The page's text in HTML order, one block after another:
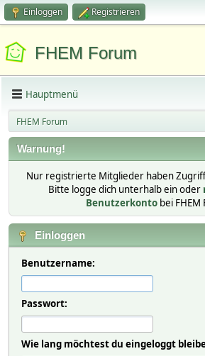
Einloggen Registrieren
FHEM Forum
Hauptmenü
FHEM Forum
Warnung!
Nur registrierte Mitglieder haben
Bitte logge dich unterhalb ein oder
Benutzerkonto bei FHEM
Einloggen
Benutzername:
Passwort:
Wie lang möchtest du eingeloggt